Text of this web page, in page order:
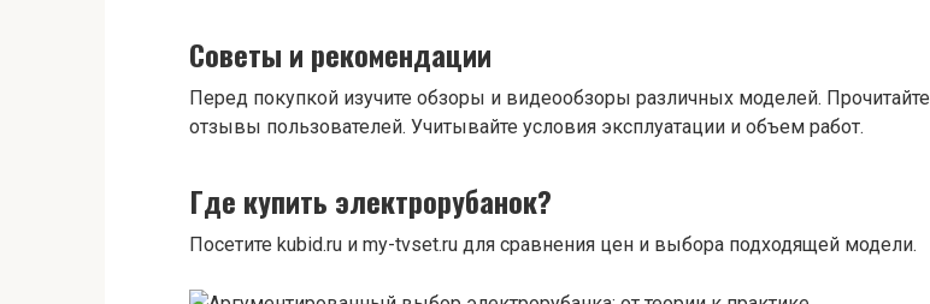
Советы и рекомендации
Перед покупкой изучите обзоры и видеообзоры различных моделей. Прочитайте
отзывы пользователей. Учитывайте условия эксплуатации и объем работ.
Где купить электрорубанок?
Посетите kubid.ru и my-tvset.ru для сравнения цен и выбора подходящей модели.